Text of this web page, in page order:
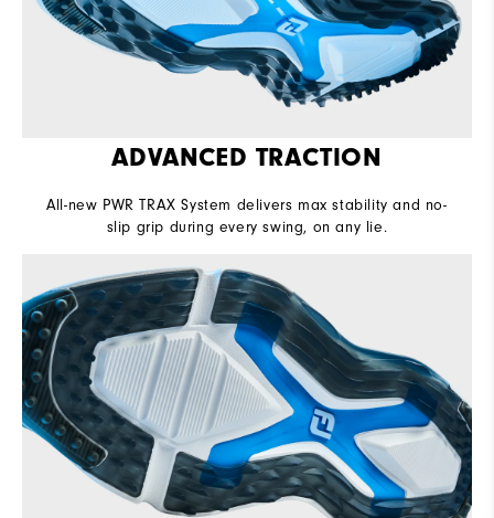
ADVANCED TRACTION
All-new PWR TRAX System delivers max stability and no-
slip grip during every swing, on any lie.